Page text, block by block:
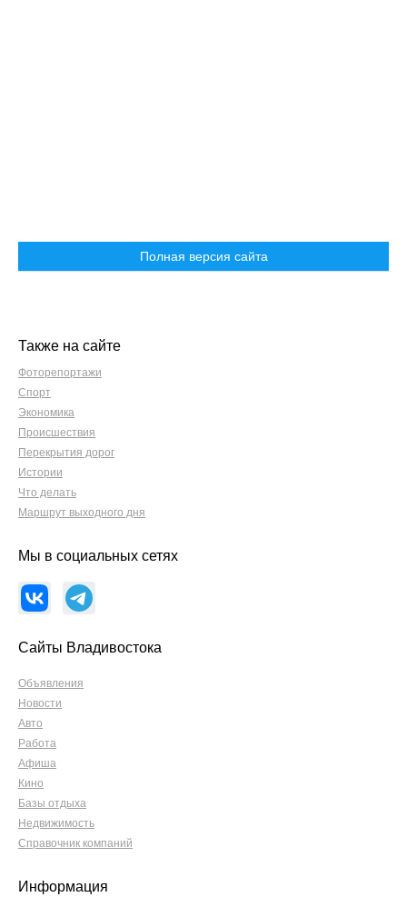
Полная версия сайта
Также на сайте
Фоторепортажи
Спорт
Экономика
Происшествия
Перекрытия дорог
Истории
Что делать
Маршрут выходного дня
Мы в социальных сетях
Сайты Владивостока
Объявления
Новости
Авто
Работа
Афиша
Кино
Базы отдыха
Недвижимость
Справочник компаний
Информация